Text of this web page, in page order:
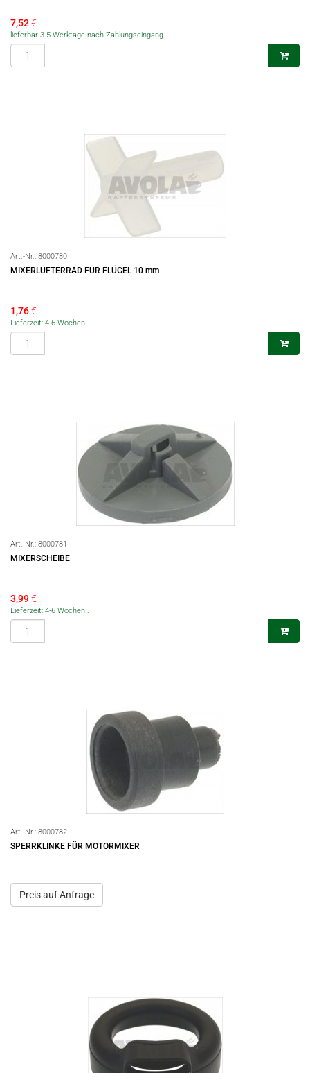
7,52€
lieferbar 3-5 Werktage nach Zahlungseingang
Art.-Nr.: 8000780
MIXERLÜFTERRAD FÜR FLÜGEL 10 mm
1,76€
Lieferzeit: 4-6 Wochen..
Art.-Nr.: 8000781
MIXERSCHEIBE
3,99€
Lieferzeit: 4-6 Wochen..
Art.-Nr.: 8000782
SPERRKLINKE FÜR MOTORMIXER
Preis auf Anfrage